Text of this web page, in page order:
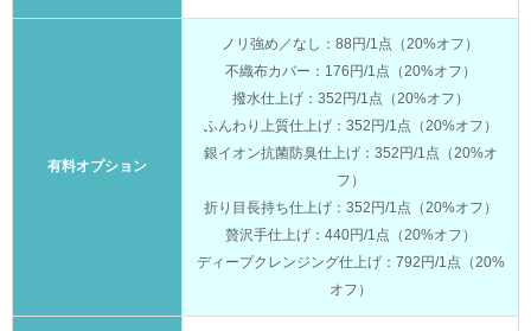
有料オプション
ノリ強め／なし：88円/1点（20%オフ）
不織布カバー：176円/1点（20%オフ）
撥水仕上げ：352円/1点（20%オフ）
ふんわり上質仕上げ：352円/1点（20%オフ）
銀イオン抗菌防臭仕上げ：352円/1点（20%オ
フ）
折り目長持ち仕上げ：352円/1点（20%オフ）
贅沢手仕上げ：440円/1点（20%オフ）
ディープクレンジング仕上げ：792円/1点（20%
オフ）